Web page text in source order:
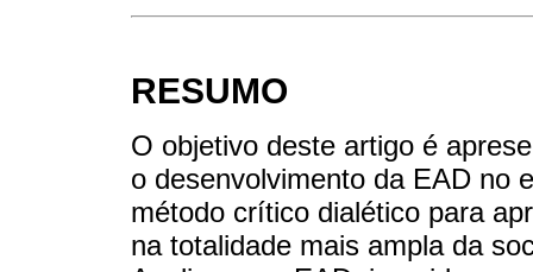
RESUMO
O objetivo deste artigo é
o desenvolvimento da EAD no
método crítico dialético para
na totalidade mais ampla da